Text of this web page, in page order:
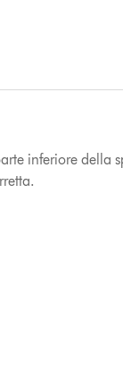
inferiore della